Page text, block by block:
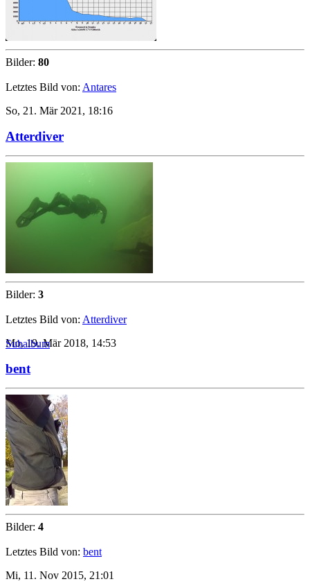
Bilder: 80
Letztes Bild von: Antares
So, 21. Mär 2021, 18:16
Atterdiver
Bilder: 3
Letztes Bild von: Atterdiver
Mo, 19. Mär 2018, 14:53
Subalbum
bent
Bilder: 4
Letztes Bild von: bent
Mi, 11. Nov 2015, 21:01